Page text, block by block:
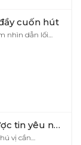
cuốn hút
nhìn dẫn lối…
Bật mí máy pha cà phê cho quán được tin yêu nhất hiện nay
vị cần…